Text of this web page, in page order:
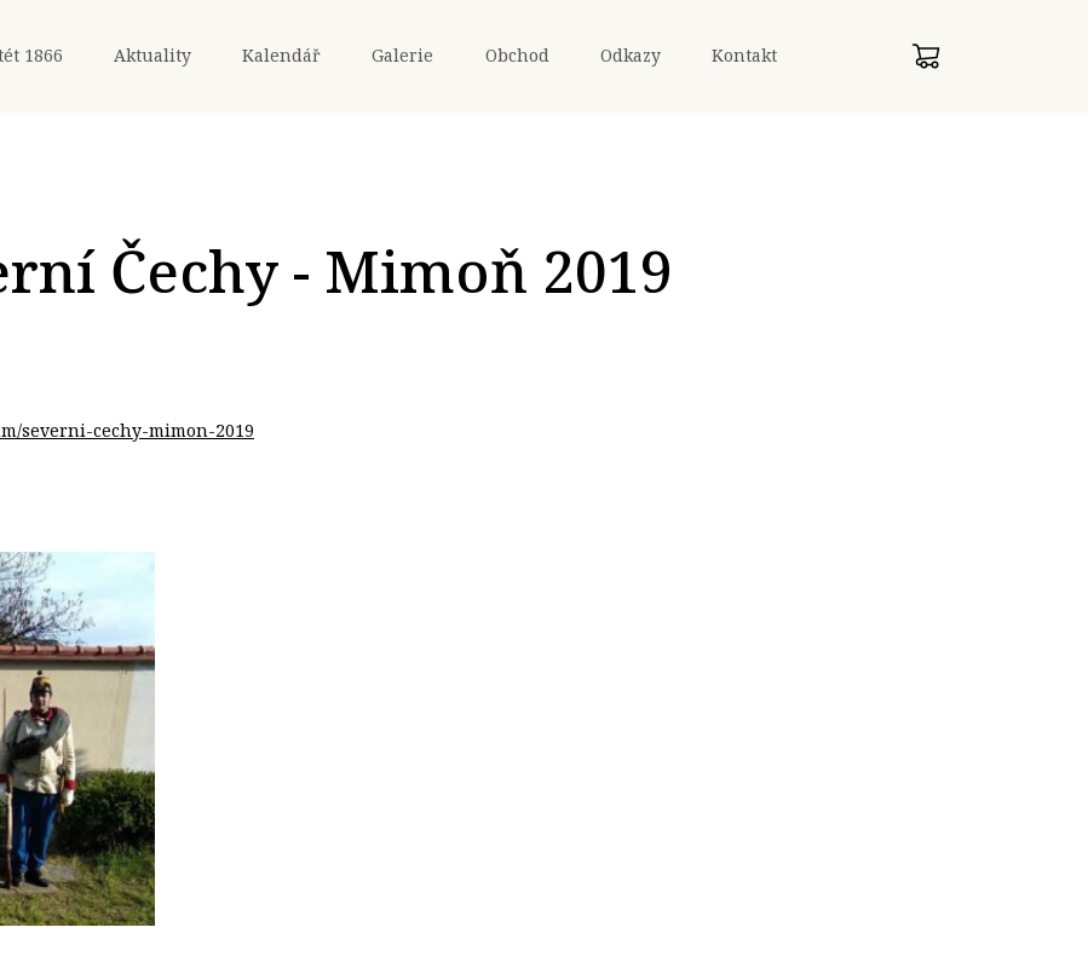
1866 Aktuality Kalendář Galerie Obchod Odkazy Kontakt
Čechy - Mimoň 2019
severni-cechy-mimon-2019